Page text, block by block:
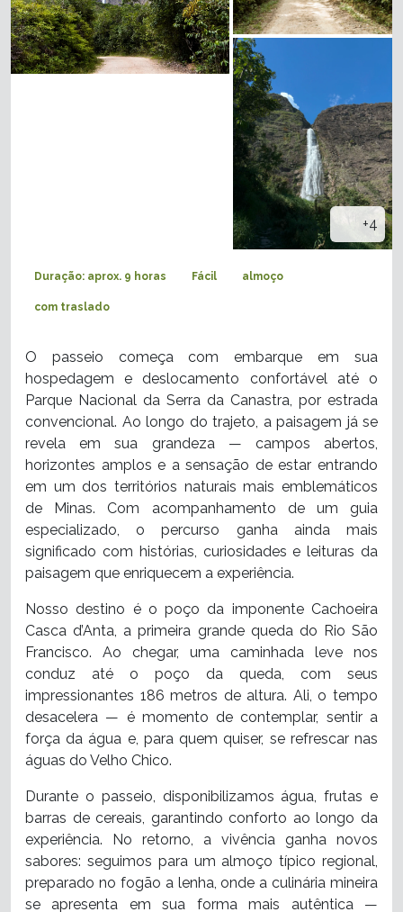
+4
Duração: aprox. 9 horas Fácil almoço
com traslado
O passeio começa com embarque em sua
hospedagem e deslocamento confortável até o
Parque Nacional da Serra da Canastra, por estrada
convencional. Ao longo do trajeto, a paisagem já se
revela em sua grandeza — campos abertos,
horizontes amplos e a sensação de estar entrando
em um dos territórios naturais mais emblemáticos
de Minas. Com acompanhamento de um guia
especializado, o percurso ganha ainda mais
significado com histórias, curiosidades e leituras da
paisagem que enriquecem a experiência.
Nosso destino é o poço da imponente Cachoeira
Casca d’Anta, a primeira grande queda do Rio São
Francisco. Ao chegar, uma caminhada leve nos
conduz até o poço da queda, com seus
impressionantes 186 metros de altura. Ali, o tempo
desacelera — é momento de contemplar, sentir a
força da água e, para quem quiser, se refrescar nas
águas do Velho Chico.
Durante o passeio, disponibilizamos água, frutas e
barras de cereais, garantindo conforto ao longo da
experiência. No retorno, a vivência ganha novos
sabores: seguimos para um almoço típico regional,
preparado no fogão a lenha, onde a culinária mineira
se apresenta em sua forma mais autêntica —